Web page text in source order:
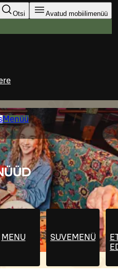
Otsi Avatud mobiilimenüü
Menüü
MENU SUVEMENÜÜ